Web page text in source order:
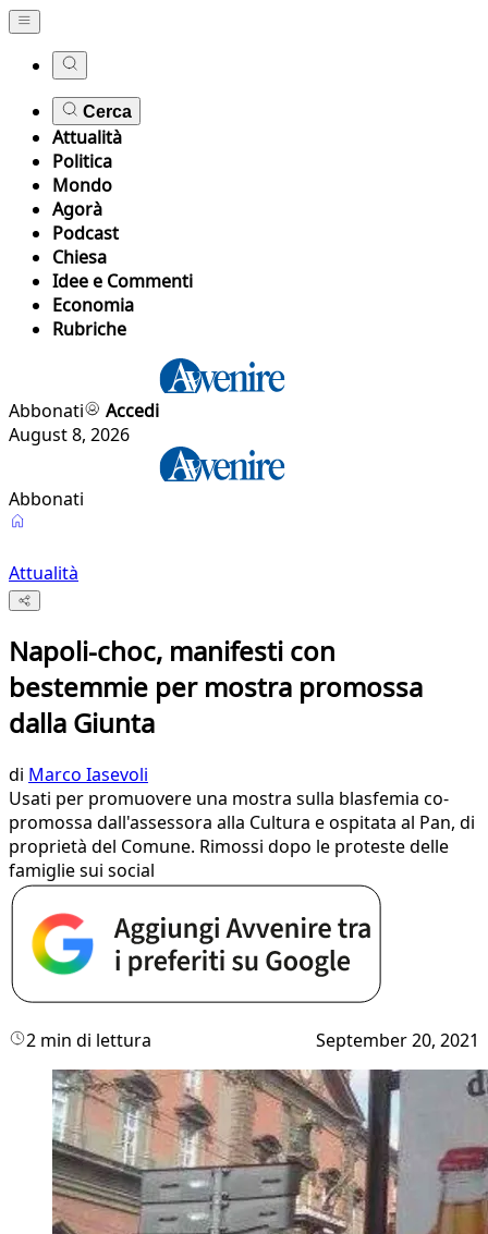
Cerca
Attualità
Politica
Mondo
Agorà
Podcast
Chiesa
Idee e Commenti
Economia
Rubriche
Abbonati
Accedi
August 8, 2026
Abbonati
Attualità
Napoli-choc, manifesti con
bestemmie per mostra promossa
dalla Giunta
di Marco Iasevoli
Usati per promuovere una mostra sulla blasfemia co-
promossa dall'assessora alla Cultura e ospitata al Pan, di
proprietà del Comune. Rimossi dopo le proteste delle
famiglie sui social
2 min di lettura September 20, 2021